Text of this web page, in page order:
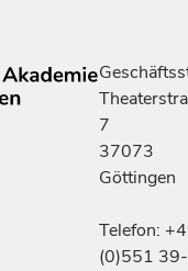
7
37073
Göttingen
Telefon:
(0)551 39-